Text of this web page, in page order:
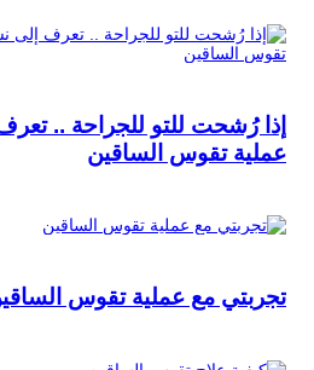
إذا رُشحت للتو للجراحة ..
عملية تقوس الساقين
تجربتي مع عملية تقوس